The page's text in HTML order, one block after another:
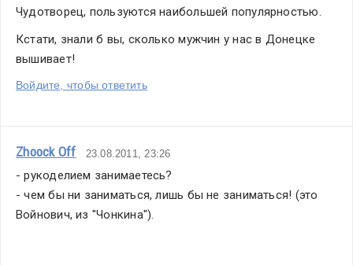
Чудотворец, пользуются наибольшей популярностью.
Кстати, знали б вы, сколько мужчин у нас в Донецке
вышивает!
Войдите, чтобы ответить
Zhoock Off 23.08.2011, 23:26
- рукоделием занимаетесь?
- чем бы ни заниматься, лишь бы не заниматься! (это
Войнович, из "Чонкина").